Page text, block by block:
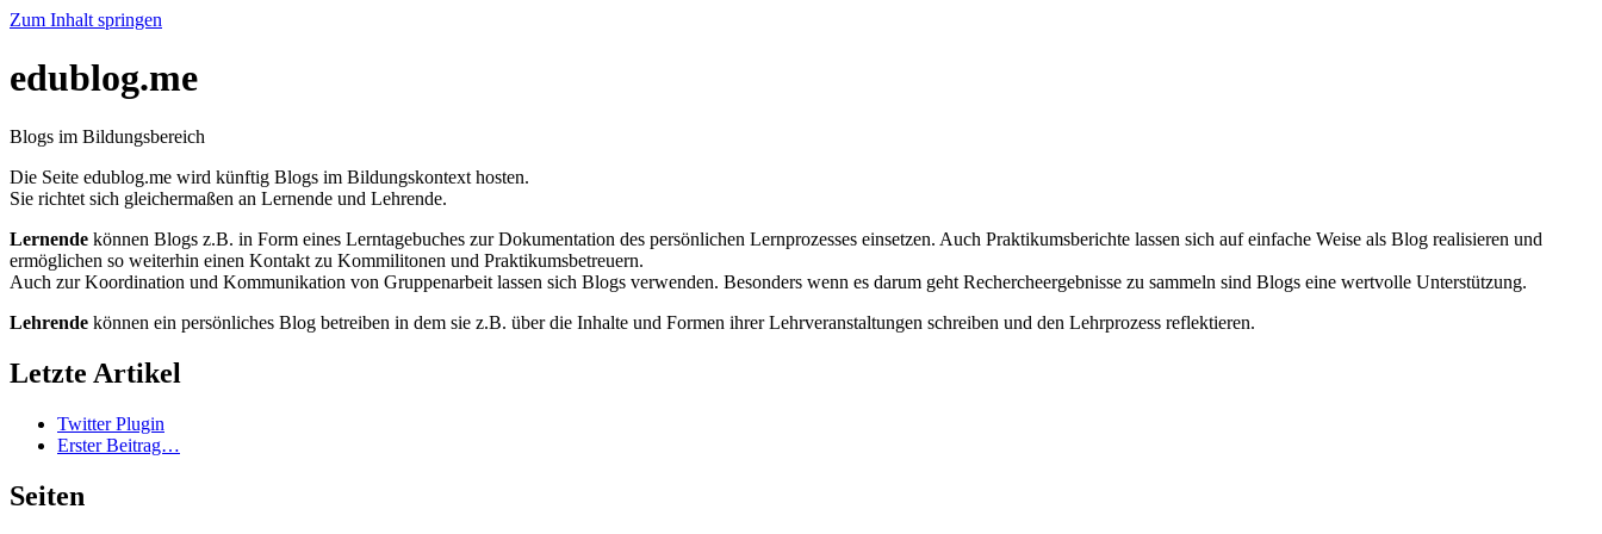
Zum Inhalt springen
edublog.me
Blogs im Bildungsbereich
Die Seite edublog.me wird künftig Blogs im Bildungskontext hosten.
Sie richtet sich gleichermaßen an Lernende und Lehrende.
Lernende können Blogs z.B. in Form eines Lerntagebuches zur Dokumentation des persönlichen Lernprozesses einsetzen. Auch Praktikumsberichte lassen sich auf einfache Weise als Blog realisieren und
ermöglichen so weiterhin einen Kontakt zu Kommilitonen und Praktikumsbetreuern.
Auch zur Koordination und Kommunikation von Gruppenarbeit lassen sich Blogs verwenden. Besonders wenn es darum geht Rechercheergebnisse zu sammeln sind Blogs eine wertvolle Unterstützung.
Lehrende können ein persönliches Blog betreiben in dem sie z.B. über die Inhalte und Formen ihrer Lehrveranstaltungen schreiben und den Lehrprozess reflektieren.
Letzte Artikel
Twitter Plugin
Erster Beitrag…
Seiten